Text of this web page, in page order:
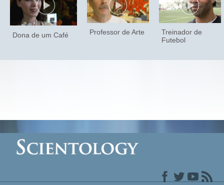
Dona de um Café Professor de Arte
Treinador de
Futebol